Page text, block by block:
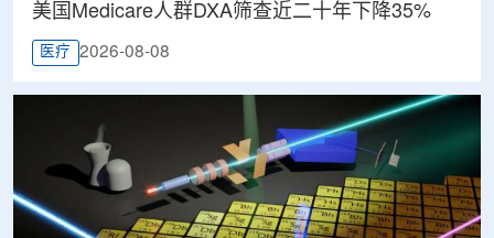
美国Medicare人群DXA筛查近二十年下降35%
医疗 2026-08-08